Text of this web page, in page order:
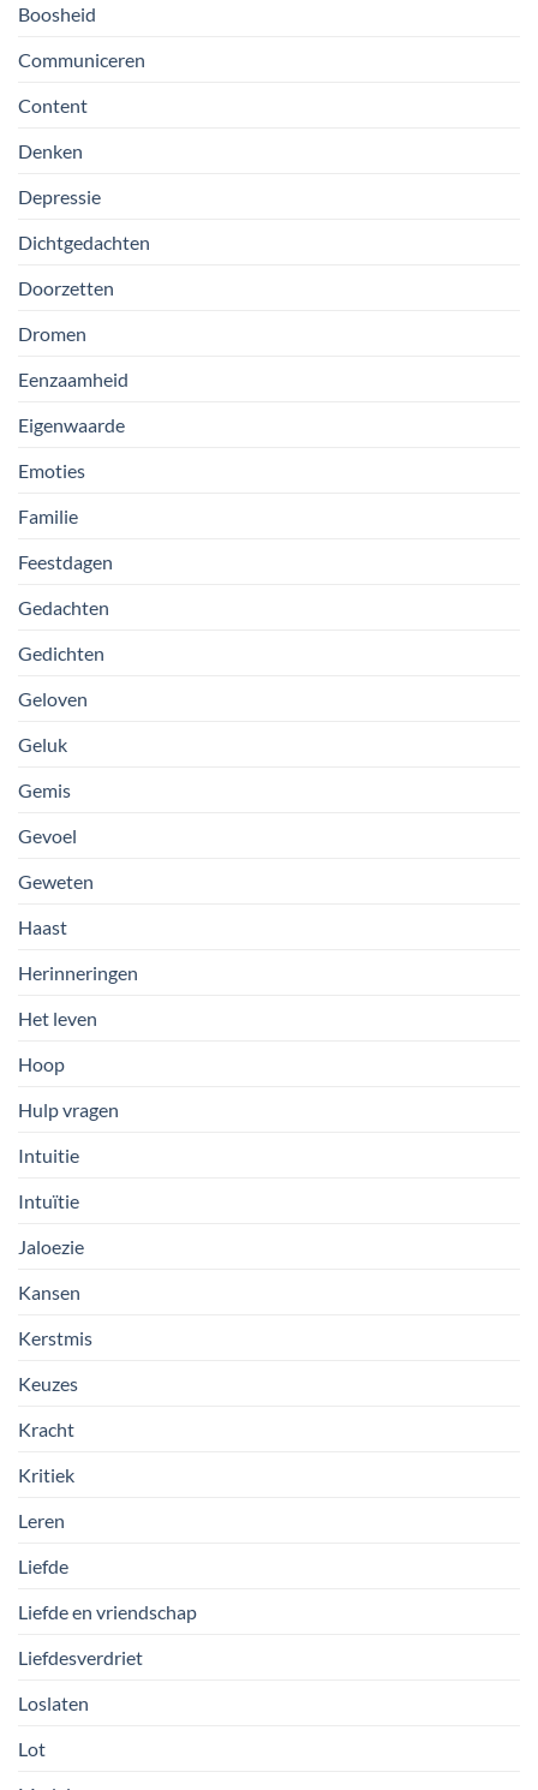
Boosheid
Communiceren
Content
Denken
Depressie
Dichtgedachten
Doorzetten
Dromen
Eenzaamheid
Eigenwaarde
Emoties
Familie
Feestdagen
Gedachten
Gedichten
Geloven
Geluk
Gemis
Gevoel
Geweten
Haast
Herinneringen
Het leven
Hoop
Hulp vragen
Intuitie
Intuïtie
Jaloezie
Kansen
Kerstmis
Keuzes
Kracht
Kritiek
Leren
Liefde
Liefde en vriendschap
Liefdesverdriet
Loslaten
Lot